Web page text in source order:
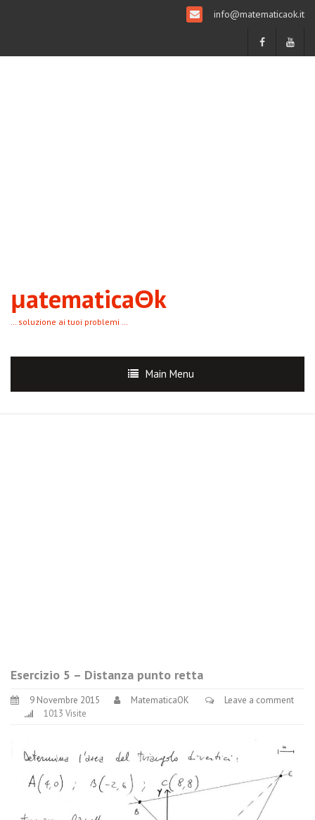
info@matematicaok.it
μatematicaΘk
… soluzione ai tuoi problemi …
Main Menu
Esercizio 5 – Distanza punto retta
9 Novembre 2015 MatematicaOK
Leave a comment
1013 Visite